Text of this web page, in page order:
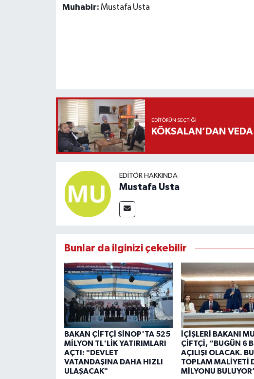
Muhabir: Mustafa Usta
EDITÖRÜN SEÇTIĞI
KÖKSALAN’DAN VEDA
EDITÖR HAKKINDA
Mustafa Usta
Bunlar da ilginizi çekebilir
BAKAN ÇİFTÇİ SİNOP'TA 525
MİLYON TL'LİK YATIRIMLARI
AÇTI: "DEVLET
VATANDAŞINA DAHA HIZLI
ULAŞACAK"
İÇİŞLERİ BAKANI
ÇİFTÇİ, “BUGÜN 6
AÇILIŞI OLACAK.
TOPLAM MALİYETİ
MİLYONU